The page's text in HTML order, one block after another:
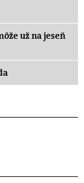
už na jeseň